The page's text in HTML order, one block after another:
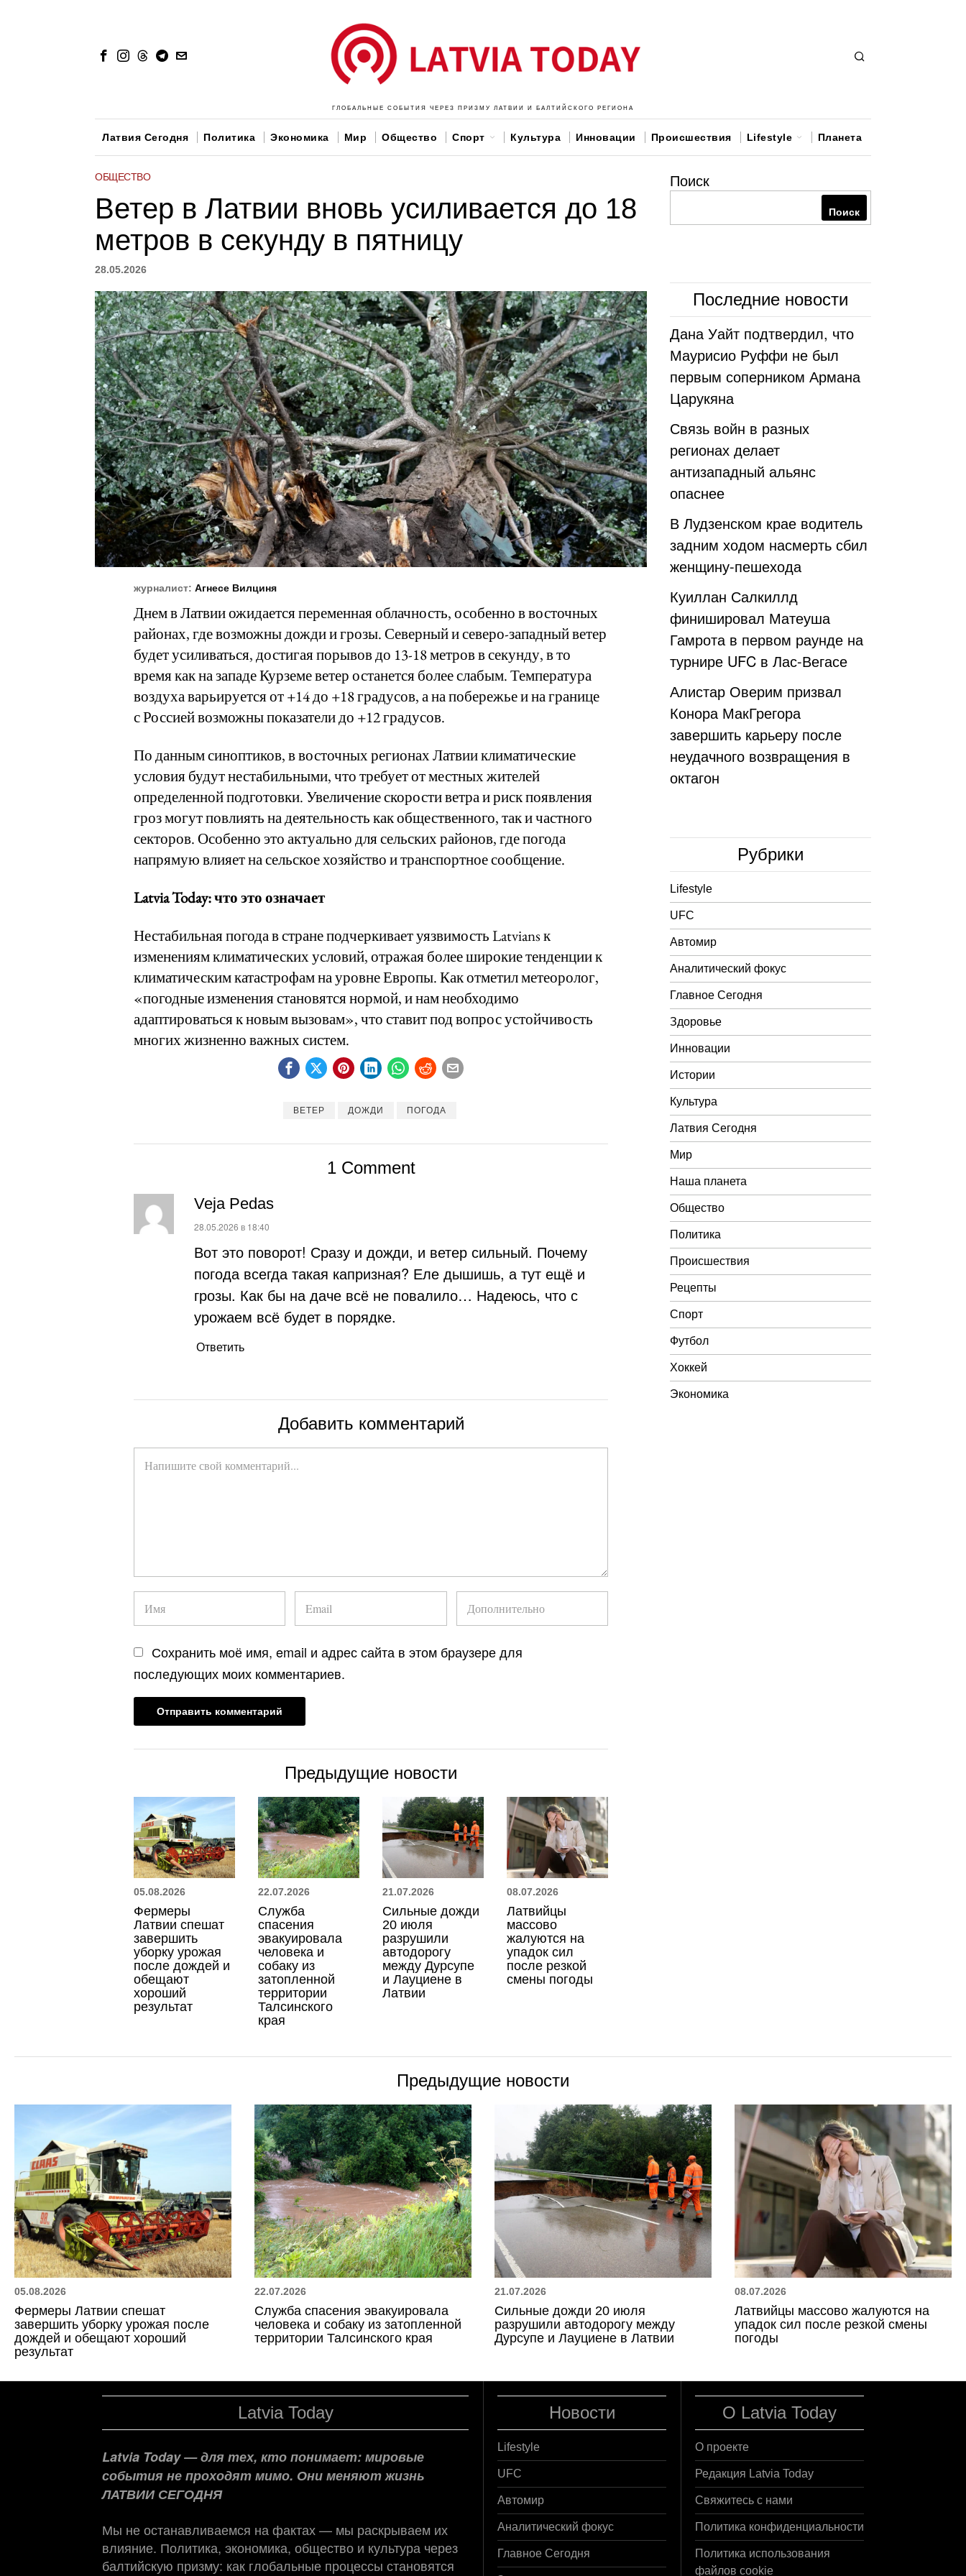
ГЛОБАЛЬНЫЕ СОБЫТИЯ ЧЕРЕЗ ПРИЗМУ ЛАТВИИ И БАЛТИЙСКОГО РЕГИОНА
Латвия Сегодня Политика Экономика Мир Общество Спорт Культура Инновации Происшествия Lifestyle Планета
ОБЩЕСТВО
Ветер в Латвии вновь усиливается до 18
метров в секунду в пятницу
28.05.2026
журналист: Агнесе Вилциня
Днем в Латвии ожидается переменная облачность, особенно в восточных
районах, где возможны дожди и грозы. Северный и северо-западный ветер
будет усиливаться, достигая порывов до 13-18 метров в секунду, в то
время как на западе Курземе ветер останется более слабым. Температура
воздуха варьируется от +14 до +18 градусов, а на побережье и на границе
с Россией возможны показатели до +12 градусов.
По данным синоптиков, в восточных регионах Латвии климатические
условия будут нестабильными, что требует от местных жителей
определенной подготовки. Увеличение скорости ветра и риск появления
гроз могут повлиять на деятельность как общественного, так и частного
секторов. Особенно это актуально для сельских районов, где погода
напрямую влияет на сельское хозяйство и транспортное сообщение.
Latvia Today: что это означает
Нестабильная погода в стране подчеркивает уязвимость Latvians к
изменениям климатических условий, отражая более широкие тенденции к
климатическим катастрофам на уровне Европы. Как отметил метеоролог,
«погодные изменения становятся нормой, и нам необходимо
адаптироваться к новым вызовам», что ставит под вопрос устойчивость
многих жизненно важных систем.
ВЕТЕР ДОЖДИ ПОГОДА
1 Comment
Veja Pedas
:
28.05.2026 в 18:40
Вот это поворот! Сразу и дожди, и ветер сильный. Почему
погода всегда такая капризная? Еле дышишь, а тут ещё и
грозы. Как бы на даче всё не повалило… Надеюсь, что с
урожаем всё будет в порядке.
Ответить
Добавить комментарий
Сохранить моё имя, email и адрес сайта в этом браузере для
последующих моих комментариев.
Предыдущие новости
05.08.2026
Фермеры
Латвии спешат
завершить
уборку урожая
после дождей и
обещают
хороший
результат
22.07.2026
Служба
спасения
эвакуировала
человека и
собаку из
затопленной
территории
Талсинского
края
21.07.2026
Сильные дожди
20 июля
разрушили
автодорогу
между Дурсупе
и Лауциене в
Латвии
08.07.2026
Латвийцы
массово
жалуются на
упадок сил
после резкой
смены погоды
Поиск
Поиск
Последние новости
Дана Уайт подтвердил, что
Маурисио Руффи не был
первым соперником Армана
Царукяна
Связь войн в разных
регионах делает
антизападный альянс
опаснее
В Лудзенском крае водитель
задним ходом насмерть сбил
женщину-пешехода
Куиллан Салкиллд
финишировал Матеуша
Гамрота в первом раунде на
турнире UFC в Лас-Вегасе
Алистар Оверим призвал
Конора МакГрегора
завершить карьеру после
неудачного возвращения в
октагон
Рубрики
Lifestyle
UFC
Автомир
Аналитический фокус
Главное Сегодня
Здоровье
Инновации
Истории
Культура
Латвия Сегодня
Мир
Наша планета
Общество
Политика
Происшествия
Рецепты
Спорт
Футбол
Хоккей
Экономика
Предыдущие новости
05.08.2026
Фермеры Латвии спешат
завершить уборку урожая после
дождей и обещают хороший
результат
22.07.2026
Служба спасения эвакуировала
человека и собаку из затопленной
территории Талсинского края
21.07.2026
Сильные дожди 20 июля
разрушили автодорогу между
Дурсупе и Лауциене в Латвии
08.07.2026
Латвийцы массово жалуются на
упадок сил после резкой смены
погоды
Latvia Today
Latvia Today — для тех, кто понимает: мировые
события не проходят мимо. Они меняют жизнь
ЛАТВИИ СЕГОДНЯ
Мы не останавливаемся на фактах — мы раскрываем их
влияние. Политика, экономика, общество и культура через
балтийскую призму: как глобальные процессы становятся
Новости
Lifestyle
UFC
Автомир
Аналитический фокус
Главное Сегодня
О Latvia Today
О проекте
Редакция Latvia Today
Свяжитесь с нами
Политика конфиденциальности
Политика использования
файлов cookie